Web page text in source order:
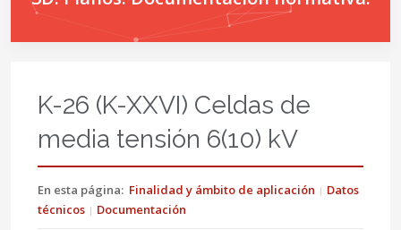
K-26 (K-XXVI) Celdas de
media tensión 6(10) kV
En esta página: Finalidad y ámbito de aplicación
Datos
técnicos
Documentación